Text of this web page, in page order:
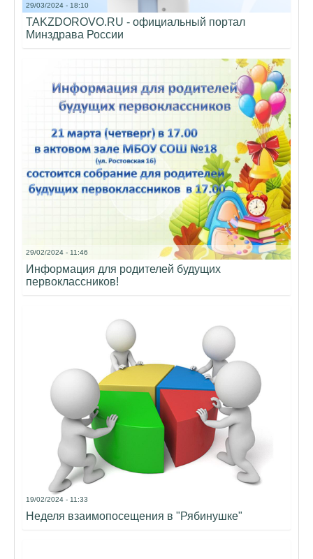
29/03/2024 - 18:10
TAKZDOROVO.RU - официальный портал
Минздрава России
29/02/2024 - 11:46
Информация для родителей будущих
первоклассников!
19/02/2024 - 11:33
Неделя взаимопосещения в "Рябинушке"